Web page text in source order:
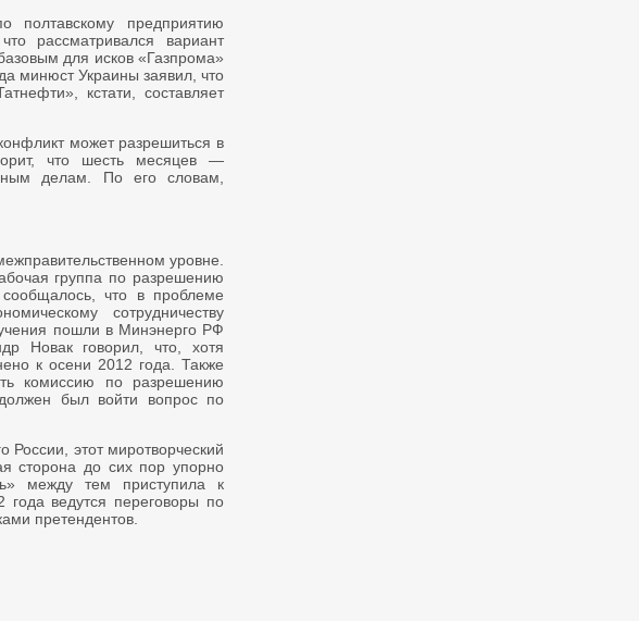
предприятию
рассматривался вариант
для исков «Газпрома»
минюст Украины заявил, что
кстати, составляет
может разрешиться в
что шесть месяцев —
делам. По его словам,
уровне.
группа по разрешению
что в проблеме
сотрудничеству
пошли в Минэнерго РФ
Новак говорил, что, хотя
к осени 2012 года. Также
комиссию по разрешению
был войти вопрос по
России, этот миротворческий
сторона до сих пор упорно
между тем приступила к
ведутся переговоры по
претендентов.